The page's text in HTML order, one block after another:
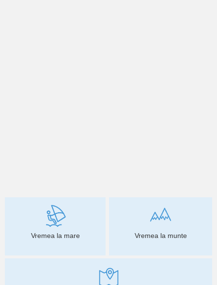
Vremea la mare Vremea la munte